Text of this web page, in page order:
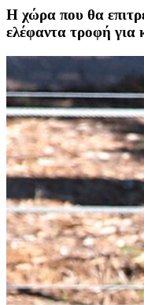
Η χώρα που θα
ελέφαντα τροφή για